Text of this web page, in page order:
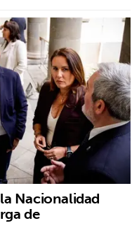
Nacionalidad
de